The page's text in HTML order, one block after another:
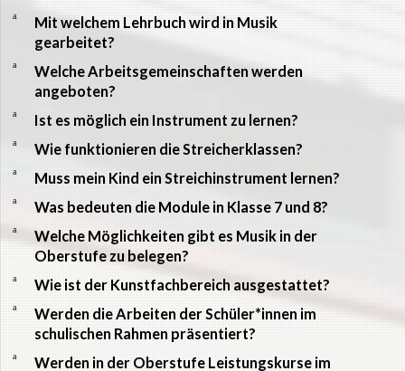
a
Mit welchem Lehrbuch wird in Musik
gearbeitet?
a
Welche Arbeitsgemeinschaften werden
angeboten?
a Ist es möglich ein Instrument zu lernen?
a Wie funktionieren die Streicherklassen?
a Muss mein Kind ein Streichinstrument lernen?
a Was bedeuten die Module in Klasse 7 und 8?
a
Welche Möglichkeiten gibt es Musik in der
Oberstufe zu belegen?
a Wie ist der Kunstfachbereich ausgestattet?
a
Werden die Arbeiten der Schüler*innen im
schulischen Rahmen präsentiert?
a
Werden in der Oberstufe Leistungskurse im